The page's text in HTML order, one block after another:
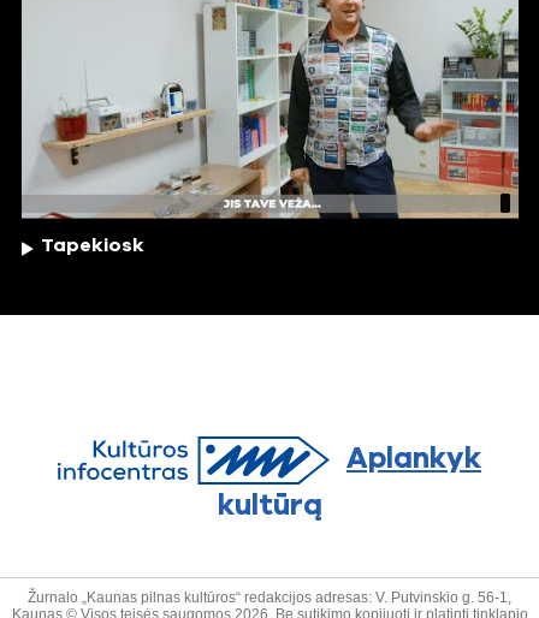
Tapekiosk
Aplankyk
kultūrą
Žurnalo „Kaunas pilnas kultūros“ redakcijos adresas: V. Putvinskio g. 56-1,
Kaunas © Visos teisės saugomos 2026. Be sutikimo kopijuoti ir platinti tinklapio